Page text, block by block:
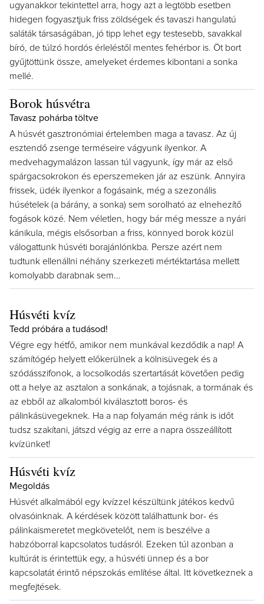
ugyanakkor tekintettel arra, hogy azt a legtöbb esetben
hidegen fogyasztjuk friss zöldségek és tavaszi hangulatú
saláták társaságában, jó tipp lehet egy testesebb, savakkal
bíró, de túlzó hordós érleléstől mentes fehérbor is. Öt bort
gyűjtöttünk össze, amelyeket érdemes kibontani a sonka
mellé.
Borok húsvétra
Tavasz pohárba töltve
A húsvét gasztronómiai értelemben maga a tavasz. Az új
esztendő zsenge terméseire vágyunk ilyenkor. A
medvehagymalázon lassan túl vagyunk, így már az első
spárgacsokrokon és eperszemeken jár az eszünk. Annyira
frissek, üdék ilyenkor a fogásaink, még a szezonális
húsételek (a bárány, a sonka) sem sorolható az elnehezítő
fogások közé. Nem véletlen, hogy bár még messze a nyári
kánikula, mégis elsősorban a friss, könnyed borok közül
válogattunk húsvéti borajánlónkba. Persze azért nem
tudtunk ellenállni néhány szerkezeti mértéktartása mellett
komolyabb darabnak sem...
Húsvéti kvíz
Tedd próbára a tudásod!
Végre egy hétfő, amikor nem munkával kezdődik a nap! A
számítógép helyett előkerülnek a kölnisüvegek és a
szódásszifonok, a locsolkodás szertartását követően pedig
ott a helye az asztalon a sonkának, a tojásnak, a tormának és
az ebből az alkalomból kiválasztott boros- és
pálinkásüvegeknek. Ha a nap folyamán még ránk is időt
tudsz szakítani, játszd végig az erre a napra összeállított
kvízünket!
Húsvéti kvíz
Megoldás
Húsvét alkalmából egy kvízzel készültünk játékos kedvű
olvasóinknak. A kérdések között találhattunk bor- és
pálinkaismeretet megkövetelőt, nem is beszélve a
habzóborral kapcsolatos tudásról. Ezeken túl azonban a
kultúrát is érintettük egy, a húsvéti ünnep és a bor
kapcsolatát érintő népszokás említése által. Itt következnek a
megfejtések.